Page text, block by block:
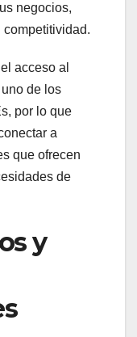
negocios,
competitividad.
acceso al
de los
por lo que
a
que ofrecen
de
y